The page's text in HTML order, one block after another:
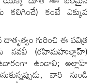
కలిగించే) కంటే ఎక్కువ
(రహిమహుల్లాహ్)
ఉండాలి; అల్లాహ్
వారి నుండి